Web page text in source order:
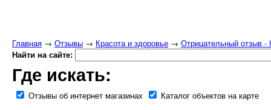
Главная → Отзывы → Красота и здоровье → Отрицательный отзыв
Найти на сайте:
Где искать:
Отзывы об интернет магазинах Каталог объектов на карте